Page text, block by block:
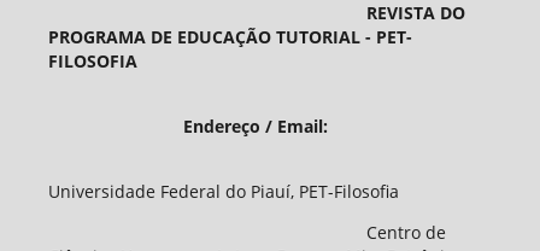
REVISTA DO
PROGRAMA DE EDUCAÇÃO TUTORIAL - PET-
FILOSOFIA
Endereço / Email:
Universidade Federal do Piauí, PET-Filosofia
Centro de